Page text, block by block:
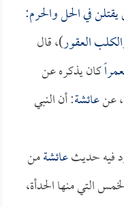
في الحل والحرم:
العقور)، قال
كان يذكره عن
، عنعائشة: أن النبي
فيه حديثعائشةمن
التي منها الحدأة،